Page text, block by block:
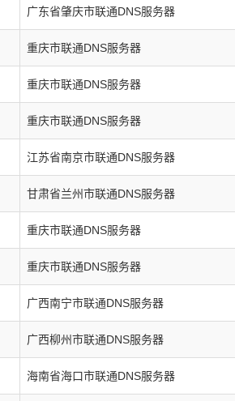
广东省肇庆市联通DNS服务器
重庆市联通DNS服务器
重庆市联通DNS服务器
重庆市联通DNS服务器
江苏省南京市联通DNS服务器
甘肃省兰州市联通DNS服务器
重庆市联通DNS服务器
重庆市联通DNS服务器
广西南宁市联通DNS服务器
广西柳州市联通DNS服务器
海南省海口市联通DNS服务器